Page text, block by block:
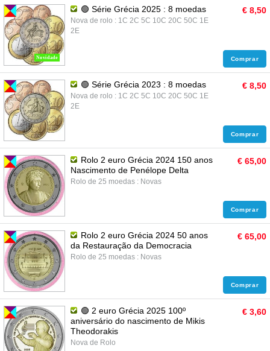
Novidade
🟢 Série Grécia 2025 : 8 moedas
Nova de rolo : 1C 2C 5C 10C 20C 50C 1E
2E
€ 8,50
Comprar
🟢 Série Grécia 2023 : 8 moedas
Nova de rolo : 1C 2C 5C 10C 20C 50C 1E
2E
€ 8,50
Comprar
Rolo 2 euro Grécia 2024 150 anos
Nascimento de Penélope Delta
Rolo de 25 moedas : Novas
€ 65,00
Comprar
Rolo 2 euro Grécia 2024 50 anos
da Restauração da Democracia
Rolo de 25 moedas : Novas
€ 65,00
Comprar
🟢 2 euro Grécia 2025 100º
aniversário do nascimento de Mikis
Theodorakis
Nova de Rolo
€ 3,60